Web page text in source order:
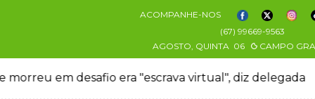
ACOMPANHE-NOS
(67) 99669-9563
AGOSTO, QUINTA 06 CAMPO
morreu em desafio era "escrava virtual", diz delegada